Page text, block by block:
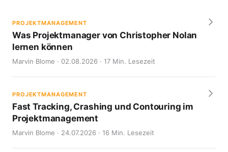
PROJEKTMANAGEMENT
Was Projektmanager von Christopher Nolan
lernen können
Marvin Blome · 02.08.2026 · 17 Min. Lesezeit
PROJEKTMANAGEMENT
Fast Tracking, Crashing und Contouring im
Projektmanagement
Marvin Blome · 24.07.2026 · 16 Min. Lesezeit